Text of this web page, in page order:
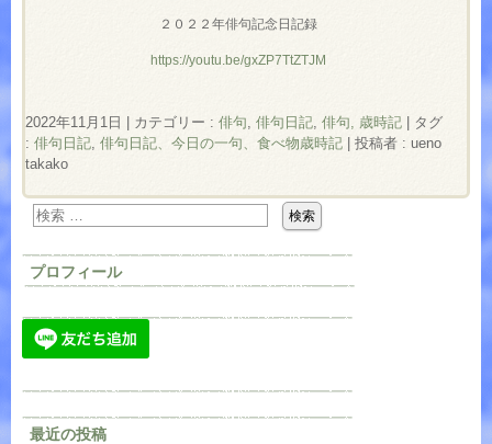
２０２２年俳句記念日記録
https://youtu.be/gxZP7TtZTJM
2022年11月1日 カテゴリー : 俳句, 俳句日記, 俳句, 歳時記
タグ
: 俳句日記, 俳句日記、今日の一句、食べ物歳時記
投稿者 : ueno
takako
プロフィール
最近の投稿